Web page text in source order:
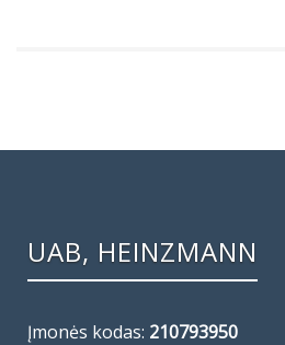
UAB, HEINZMANN
Įmonės kodas: 210793950